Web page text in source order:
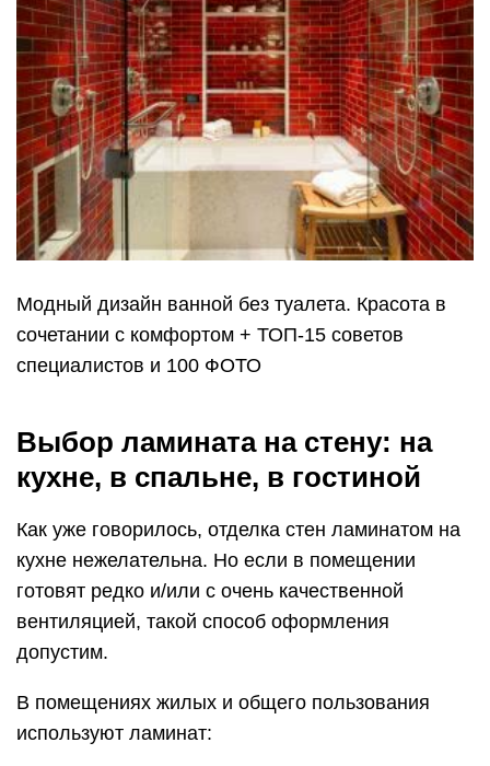
Модный дизайн ванной без туалета. Красота в
сочетании с комфортом + ТОП-15 советов
специалистов и 100 ФОТО
Выбор ламината на стену: на
кухне, в спальне, в гостиной
Как уже говорилось, отделка стен ламинатом на
кухне нежелательна. Но если в помещении
готовят редко и/или с очень качественной
вентиляцией, такой способ оформления
допустим.
В помещениях жилых и общего пользования
используют ламинат: